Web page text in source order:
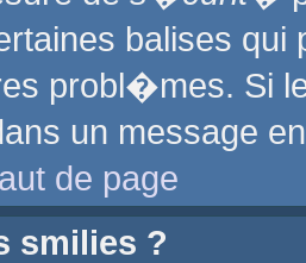
balises
probl�mes. Si
un message
de page
smilies ?